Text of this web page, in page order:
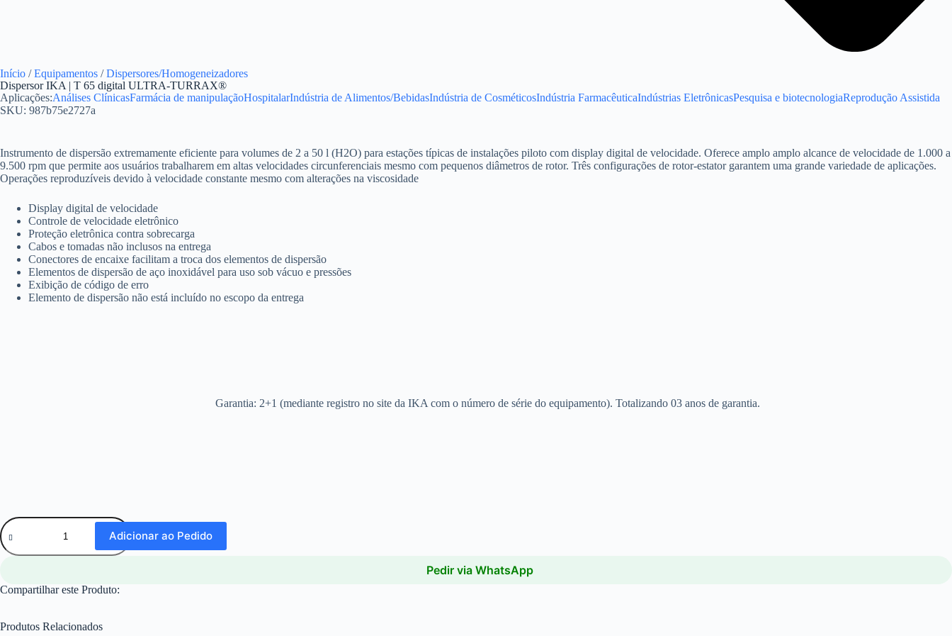
Início /Equipamentos /Dispersores/Homogeneizadores
Dispersor IKA | T 65 digital ULTRA-TURRAX®
Aplicações:Análises ClínicasFarmácia de manipulaçãoHospitalarIndústria de Alimentos/BebidasIndústria de CosméticosIndústria FarmacêuticaIndústrias EletrônicasPesquisa e biotecnologiaReprodução Assistida
SKU: 987b75e2727a
Instrumento de dispersão extremamente eficiente para volumes de 2 a 50 l (H2O) para estações típicas de instalações piloto com display digital de velocidade. Oferece amplo amplo alcance de velocidade de 1.000 a
9.500 rpm que permite aos usuários trabalharem em altas velocidades circunferenciais mesmo com pequenos diâmetros de rotor. Três configurações de rotor-estator garantem uma grande variedade de aplicações.
Operações reproduzíveis devido à velocidade constante mesmo com alterações na viscosidade
Display digital de velocidade
Controle de velocidade eletrônico
Proteção eletrônica contra sobrecarga
Cabos e tomadas não inclusos na entrega
Conectores de encaixe facilitam a troca dos elementos de dispersão
Elementos de dispersão de aço inoxidável para uso sob vácuo e pressões
Exibição de código de erro
Elemento de dispersão não está incluído no escopo da entrega
Garantia: 2+1 (mediante registro no site da IKA com o número de série do equipamento). Totalizando 03 anos de garantia.
Adicionar ao Pedido
Pedir via WhatsApp
Compartilhar este Produto:
Produtos Relacionados